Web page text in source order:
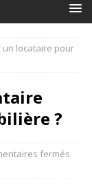
un locataire pour
?
fermés